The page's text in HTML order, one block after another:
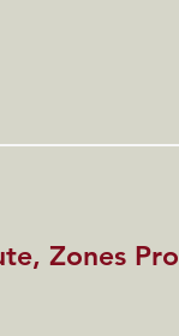
Zones Pro